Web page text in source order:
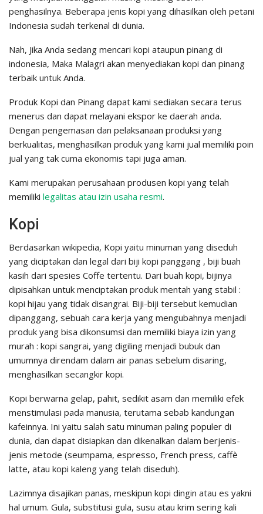
penghasilnya. Beberapa jenis kopi yang dihasilkan oleh petani
Indonesia sudah terkenal di dunia.
Nah, Jika Anda sedang mencari kopi ataupun pinang di
indonesia, Maka Malagri akan menyediakan kopi dan pinang
terbaik untuk Anda.
Produk Kopi dan Pinang dapat kami sediakan secara terus
menerus dan dapat melayani ekspor ke daerah anda.
Dengan pengemasan dan pelaksanaan produksi yang
berkualitas, menghasilkan produk yang kami jual memiliki poin
jual yang tak cuma ekonomis tapi juga aman.
Kami merupakan perusahaan produsen kopi yang telah
memiliki legalitas atau izin usaha resmi.
Kopi
Berdasarkan wikipedia, Kopi yaitu minuman yang diseduh
yang diciptakan dan legal dari biji kopi panggang , biji buah
kasih dari spesies Coffe tertentu. Dari buah kopi, bijinya
dipisahkan untuk menciptakan produk mentah yang stabil :
kopi hijau yang tidak disangrai. Biji-biji tersebut kemudian
dipanggang, sebuah cara kerja yang mengubahnya menjadi
produk yang bisa dikonsumsi dan memiliki biaya izin yang
murah : kopi sangrai, yang digiling menjadi bubuk dan
umumnya direndam dalam air panas sebelum disaring,
menghasilkan secangkir kopi.
Kopi berwarna gelap, pahit, sedikit asam dan memiliki efek
menstimulasi pada manusia, terutama sebab kandungan
kafeinnya. Ini yaitu salah satu minuman paling populer di
dunia, dan dapat disiapkan dan dikenalkan dalam berjenis-
jenis metode (seumpama, espresso, French press, caffè
latte, atau kopi kaleng yang telah diseduh).
Lazimnya disajikan panas, meskipun kopi dingin atau es yakni
hal umum. Gula, substitusi gula, susu atau krim sering kali